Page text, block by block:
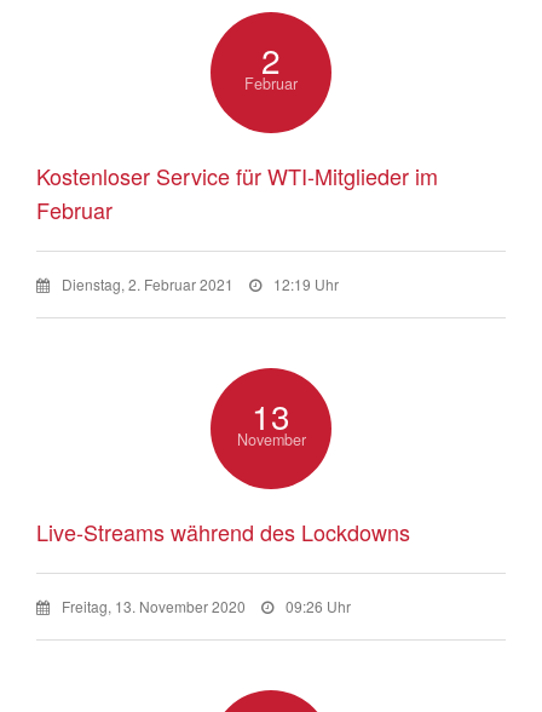
2
Februar
Kostenloser Service für WTI-Mitglieder im
Februar
Dienstag, 2. Februar 2021 12:19 Uhr
13
November
Live-Streams während des Lockdowns
Freitag, 13. November 2020 09:26 Uhr